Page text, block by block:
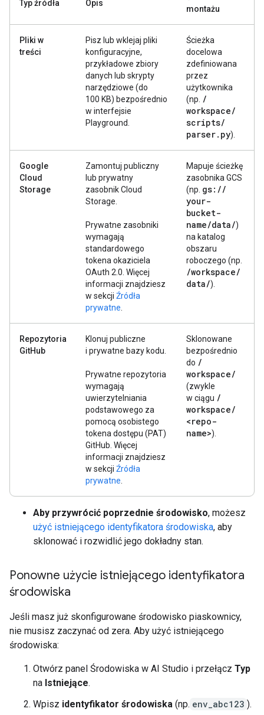
Typ źródła Opis
montażu
Pliki w
treści
Pisz lub wklejaj pliki
konfiguracyjne,
przykładowe zbiory
danych lub skrypty
narzędziowe (do
100 KB) bezpośrednio
w interfejsie
Playground.
Ścieżka
docelowa
zdefiniowana
przez
użytkownika
(np. /
workspace/
scripts/
parser. py).
Google
Cloud
Storage
Zamontuj publiczny
lub prywatny
zasobnik Cloud
Storage.
Prywatne zasobniki
wymagają
standardowego
tokena okaziciela
OAuth 2.0. Więcej
informacji znajdziesz
w sekcji Źródła
prywatne
Mapuje ścieżkę
zasobnika GCS
(np. gs: //
your-
bucket-
name/data/)
na katalog
obszaru
roboczego (np.
/workspace/
data/).
Repozytoria
GitHub
Klonuj publiczne
i prywatne bazy kodu.
Prywatne repozytoria
wymagają
uwierzytelniania
podstawowego za
pomocą osobistego
tokena dostępu (PAT)
GitHub. Więcej
informacji znajdziesz
w sekcji Źródła
prywatne
Sklonowane
bezpośrednio
do /
workspace/
(zwykle
w ciągu /
workspace/
<repo-
name>).
Aby przywrócić poprzednie środowisko, możesz
użyć istniejącego identyfikatora środowiska, aby
sklonować i rozwidlić jego dokładny stan.
Ponowne użycie istniejącego identyfikatora
środowiska
Jeśli masz już skonfigurowane środowisko piaskownicy,
nie musisz zaczynać od zera. Aby użyć istniejącego
środowiska:
Otwórz panel Środowiska w AI Studio i przełącz Typ
na Istniejące.
Wpisz identyfikator środowiska (np. env_abc123 ).